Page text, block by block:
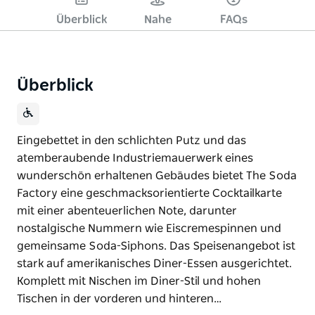
Überblick Nahe FAQs
Überblick
Eingebettet in den schlichten Putz und das
atemberaubende Industriemauerwerk eines
wunderschön erhaltenen Gebäudes bietet The Soda
Factory eine geschmacksorientierte Cocktailkarte
mit einer abenteuerlichen Note, darunter
nostalgische Nummern wie Eiscremespinnen und
gemeinsame Soda-Siphons. Das Speisenangebot ist
stark auf amerikanisches Diner-Essen ausgerichtet.
Komplett mit Nischen im Diner-Stil und hohen
Tischen in der vorderen und hinteren…